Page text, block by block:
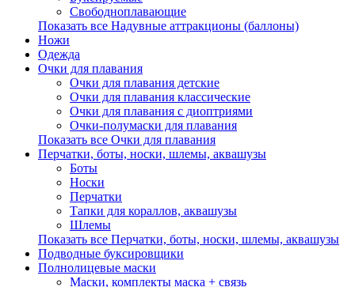
Свободноплавающие
Показать все Надувные аттракционы (баллоны)
Ножи
Одежда
Очки для плавания
Очки для плавания детские
Очки для плавания классические
Очки для плавания с диоптриями
Очки-полумаски для плавания
Показать все Очки для плавания
Перчатки, боты, носки, шлемы, аквашузы
Боты
Носки
Перчатки
Тапки для кораллов, аквашузы
Шлемы
Показать все Перчатки, боты, носки, шлемы, аквашузы
Подводные буксировщики
Полнолицевые маски
Маски, комплекты маска + связь